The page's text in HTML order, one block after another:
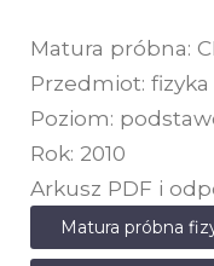
Matura próbna:
Przedmiot: fizyka
Poziom:
Rok: 2010
Arkusz PDF i